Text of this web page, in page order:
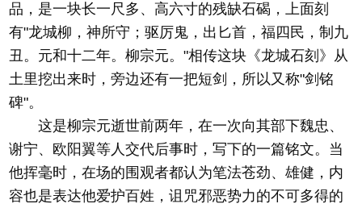
品，是一块长一尺多、高六寸的残缺石碣，上面刻
有"龙城柳，神所守；驱厉鬼，出匕首，福四民，制九
丑。元和十二年。柳宗元。"相传这块《龙城石刻》从
土里挖出来时，旁边还有一把短剑，所以又称"剑铭
碑"。
这是柳宗元逝世前两年，在一次向其部下魏忠、
谢宁、欧阳翼等人交代后事时，写下的一篇铭文。当
他挥毫时，在场的围观者都认为笔法苍劲、雄健，内
容也是表达他爱护百姓，诅咒邪恶势力的不可多得的